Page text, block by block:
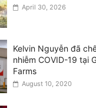
April 30, 2026
Kelvin Nguyễn đã
nhiễm COVID-19 tại
Farms
August 10, 2020